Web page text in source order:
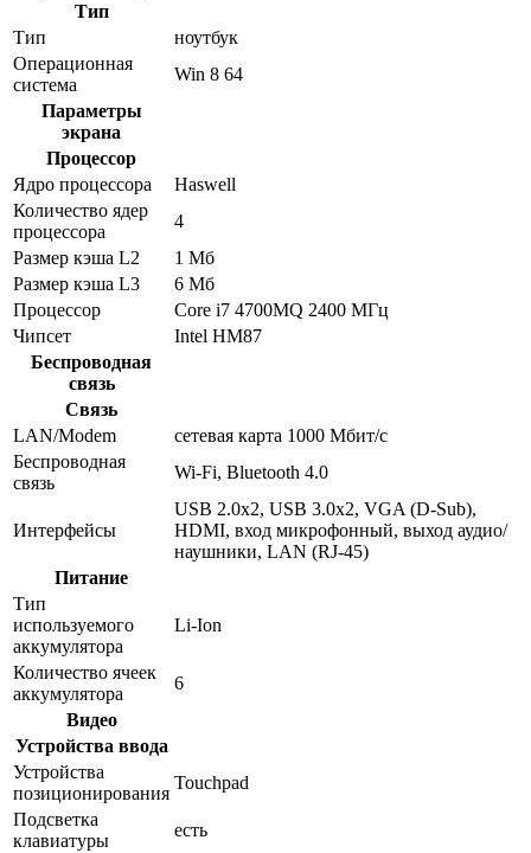
Тип
Тип
ноутбук
Операционная
система
Win 8 64
Параметры
экрана
Процессор
Ядро процессора
Haswell
Количество ядер
процессора
4
Размер кэша L2
1 Мб
Размер кэша L3
6 Мб
Процессор
Core i7 4700MQ 2400 МГц
Чипсет
Intel HM87
Беспроводная
связь
Связь
LAN/Modem
сетевая карта 1000 Мбит/c
Беспроводная
связь
Wi-Fi, Bluetooth 4.0
Интерфейсы
USB 2.0x2, USB 3.0x2, VGA (D-Sub),
HDMI, вход микрофонный, выход аудио/
наушники, LAN (RJ-45)
Питание
Тип
используемого
аккумулятора
Li-Ion
Количество ячеек
аккумулятора
6
Видео
Устройства ввода
Устройства
позиционирования
Touchpad
Подсветка
клавиатуры
есть